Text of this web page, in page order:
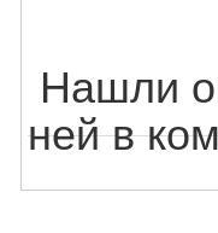
Нашли
ней в